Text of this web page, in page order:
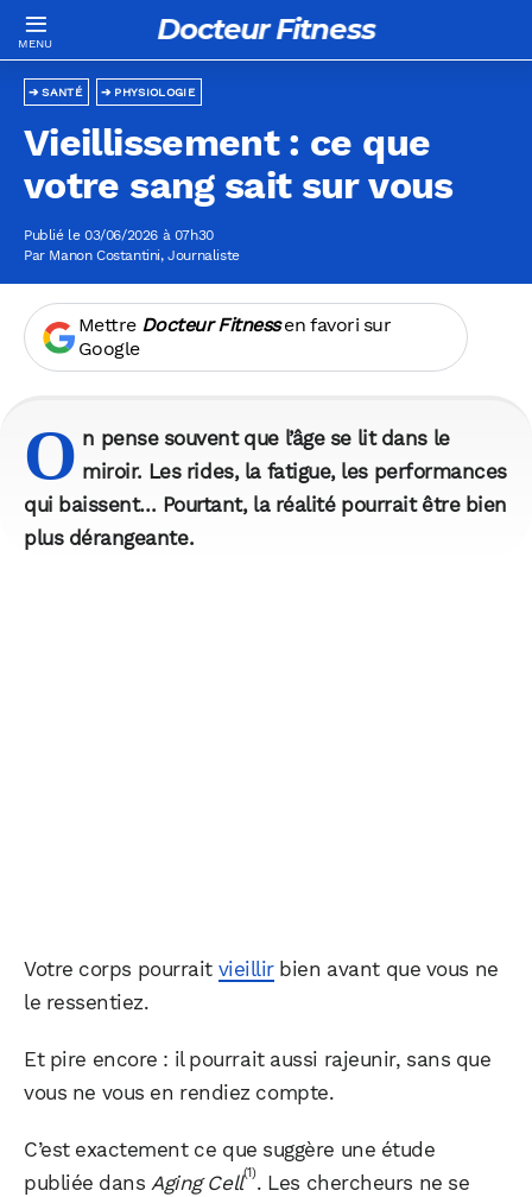
Docteur Fitness
PHYSIOLOGIE
SANTÉ
Vieillissement : ce que
votre sang sait sur vous
Publié le 03/06/2026 à 07h30
Par Manon Costantini, Journaliste
Mettre Docteur Fitnessen favori sur
Google
O n pense souvent que l’âge se lit dans le
miroir. Les rides, la fatigue, les performances
qui baissent… Pourtant, la réalité pourrait être bien
plus dérangeante.
Votre corps pourrait vieillirbien avant que vous ne
le ressentiez.
Et pire encore : il pourrait aussi rajeunir, sans que
vous ne vous en rendiez compte.
C’est exactement ce que suggère une étude
publiée dansAging Cell(1). Les chercheurs ne se